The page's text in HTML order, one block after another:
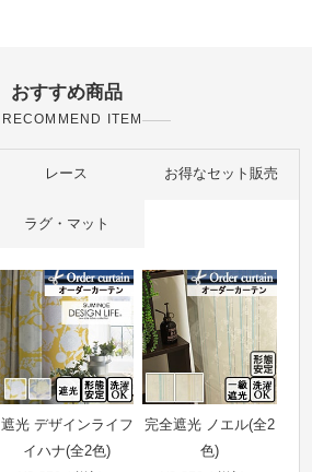
おすすめ商品
RECOMMEND ITEM
レース お得なセット販売
ラグ・マット
遮光 デザインライフ
イハナ(全2色)
完全遮光 ノエル(全2
色)